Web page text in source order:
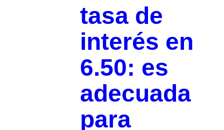
tasa de
interés en
6.50: es
adecuada
para